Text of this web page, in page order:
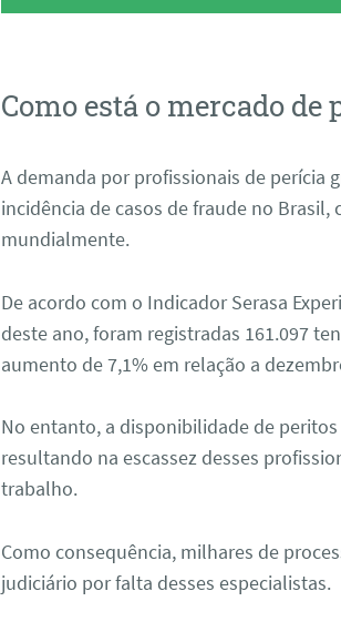
Como está o mercado
A demanda por profissionais de perícia
incidência de casos de fraude no
mundialmente.
De acordo com o Indicador Serasa
deste ano, foram registradas 161.097
aumento de 7,1% em relação a
No entanto, a disponibilidade de
resultando na escassez desses
trabalho.
Como consequência, milhares de
judiciário por falta desses especialistas.